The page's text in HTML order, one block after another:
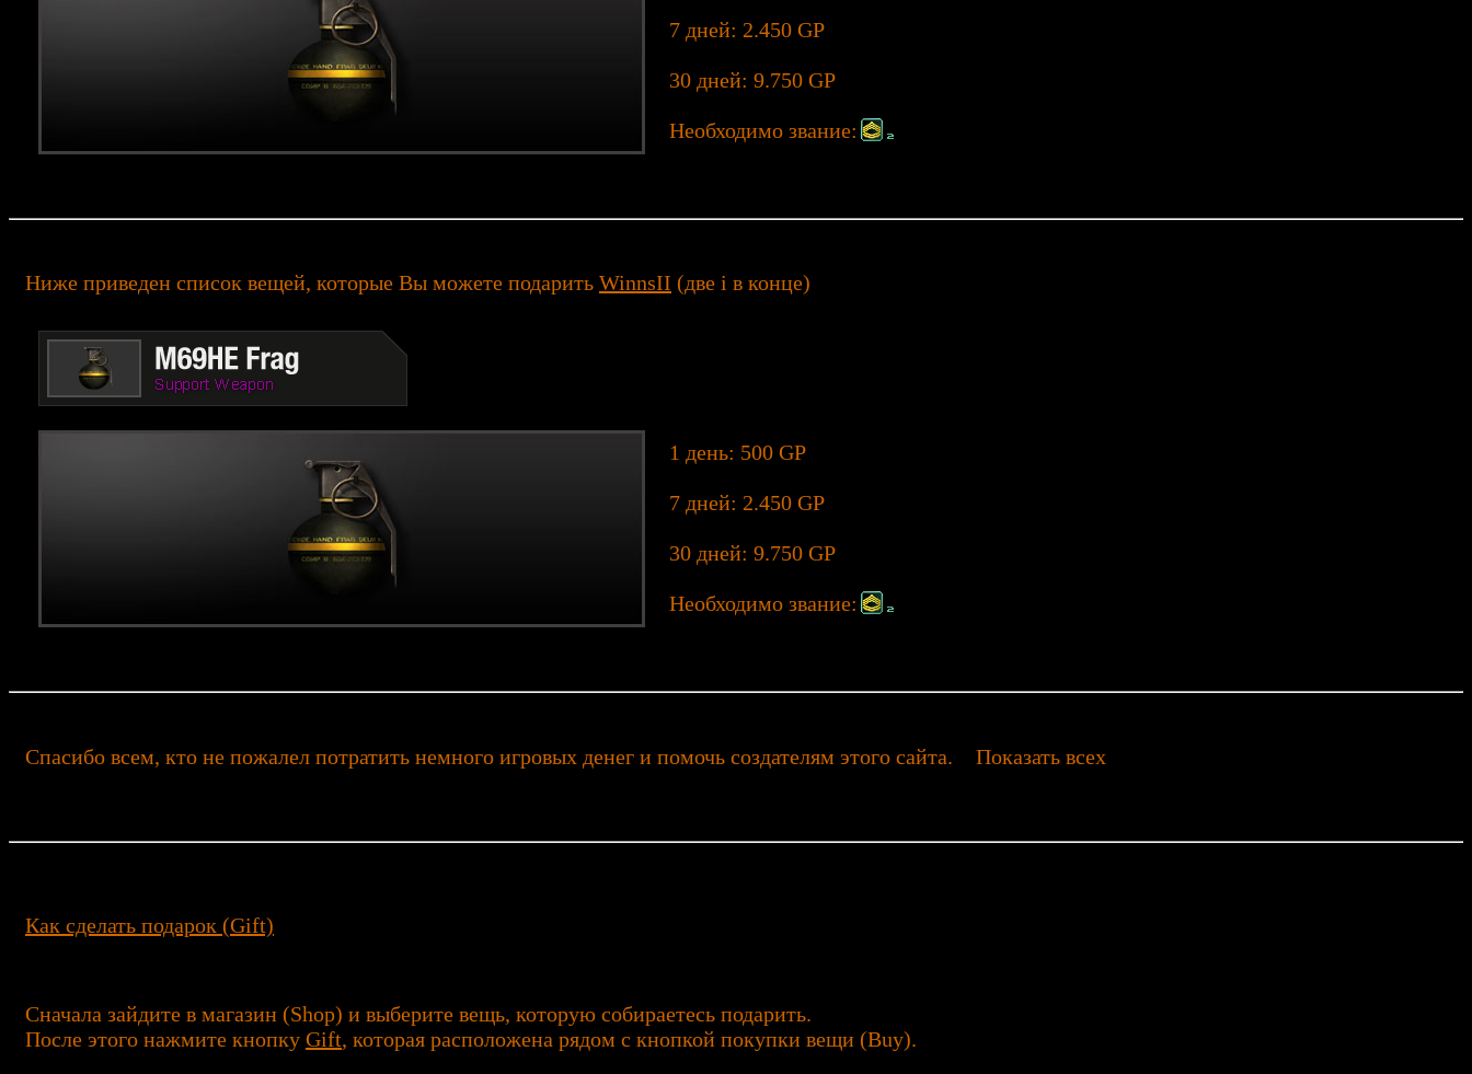
7 дней: 2.450 GP
30 дней: 9.750 GP
Необходимо звание:
Ниже приведен список вещей, которые Вы можете подарить WinnsII (две i в конце)
1 день: 500 GP
7 дней: 2.450 GP
30 дней: 9.750 GP
Необходимо звание:
Спасибо всем, кто не пожалел потратить немного игровых денег и помочь создателям этого сайта.
Как сделать подарок (Gift)
Сначала зайдите в магазин (Shop) и выберите вещь, которую собираетесь подарить.
После этого нажмите кнопку Gift, которая расположена рядом с кнопкой покупки вещи (Buy).